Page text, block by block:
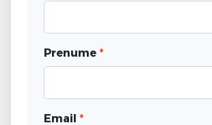
Prenume *
Email *